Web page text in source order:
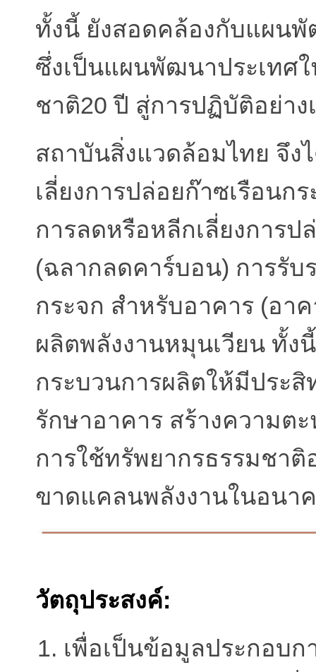
ทั้งนี้ ยังสอดคล้องกับแผน
ซึ่งเป็นแผนพัฒนาประเทศ
ชาติ20 ปี สู่การปฏิบัติอย่าง
สถาบันสิ่งแวดล้อมไทย จึง
เลี่ยงการปล่อยก๊าซเรือน
การลดหรือหลีกเลี่ยงการ
(ฉลากลดคาร์บอน) การรับ
กระจก สำหรับอาคาร (อา
ผลิตพลังงานหมุนเวียน ทั้
กระบวนการผลิตให้มีประ
รักษาอาคาร สร้างความต
การใช้ทรัพยากรธรรมชา
ขาดแคลนพลังงานในอนา
วัตถุประสงค์:
เพื่อเป็นข้อมูลประกอบ